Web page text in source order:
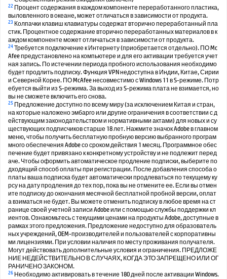
22 Процент содержания в каждом компоненте переработанного пластика,
выловленного в океане, может отличаться в зависимости от продукта.
23 Колпачки клавиш клавиатуры содержат вторично переработанный пла
стик. Процентное содержание вторично переработанных материалов в к
аждом компоненте может отличаться в зависимости от продукта.
24Требуется подключение к Интернету (приобретается отдельно). ПО Mc
Afee предустановлено на компьютере и для его активации требуется учет
ная запись. По истечении периода пробного использования необходимо
будет продлить подписку. Функция VPN недоступна в Индии, Китае, Сирии
и Северной Корее. ПО McAfee несовместимо с Windows 11 в S-режиме. Потр
ебуется выйти из S-режима. За выход из S-режима плата не взимается, но
вы не сможете включить его снова.
25 Предложение доступно по всему миру (за исключением Китая и стран,
на которые наложено эмбарго или другие ограничения в соответствии с д
ействующим законодательством и нормативными актами) для новых и су
ществующих подписчиков старше 18 лет. Нажмите значок Adobe в главном
меню, чтобы получить бесплатную пробную версию выбранного програм
много обеспечения Adobe со сроком действия 1 месяц. Программное обес
печение будет привязано к конкретному устройству и не подлежит перед
аче. Чтобы оформить автоматическое продление подписки, выберите по
дходящий способ оплаты при регистрации. После добавления способа о
платы ваша подписка будет автоматически продлеваться по текущему ку
рсу на дату продления до тех пор, пока вы не отмените ее. Если вы отмен
ите подписку до окончания месячной бесплатной пробной версии, оплат
а взиматься не будет. Вы можете отменить подписку в любое время на ст
ранице своей учетной записи Adobe или с помощью службы поддержки кл
иентов. Ознакомьтесь с текущими ценами на продукты Adobe, доступные в
рамках этого предложения. Предложение недоступно для образователь
ных учреждений, OEM-производителей и пользователей с корпоративны
ми лицензиями. При условии наличия по месту проживания получателя.
Могут действовать дополнительные условия и ограничения. ПРЕДЛОЖЕ
НИЕ НЕДЕЙСТВИТЕЛЬНО В СЛУЧАЯХ, КОГДА ЭТО ЗАПРЕЩЕНО ИЛИ ОГ
РАНИЧЕНО ЗАКОНОМ.
26 Необходимо активировать в течение 180 дней после активации Windows.